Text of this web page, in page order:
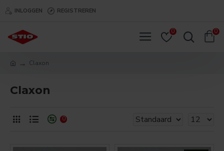
INLOGGEN REGISTREREN
0 0
Claxon
Claxon
0